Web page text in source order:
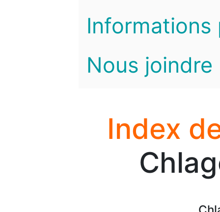
Informations
Nous joindre
Index